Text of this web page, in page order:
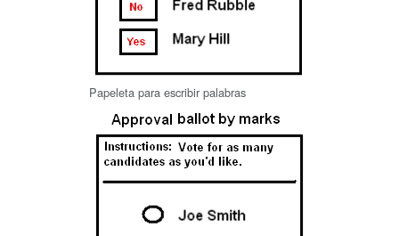
Papeleta para escribir palabras